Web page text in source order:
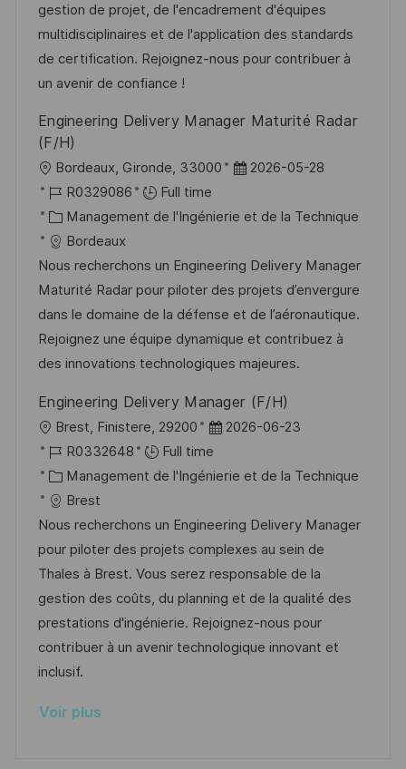
a
t
i
o
f
f
i
a
e
n
c
e
d
p
t
o
r
i
e
gestion de projet, de l'encadrement d'équipes
multidisciplinaires et de l'application des standards
de certification. Rejoignez-nous pour contribuer à
un avenir de confiance !
Engineering Delivery Manager Maturité Radar
(F/H)
o
c
a
l
i
s
a
t
o
n
Bordeaux, Gironde, 33000
D
t
d
’
a
f
f
c
h
g
2026-05-28
R
é
f
é
r
e
n
c
d
u
p
o
s
t
e
R0329086
Full time
C
a
t
é
g
o
r
e
Management de l'Ingénierie et de la Technique
Bordeaux
Nous recherchons un Engineering Delivery Manager
Maturité Radar pour piloter des projets d’envergure
dans le domaine de la défense et de l’aéronautique.
Rejoignez une équipe dynamique et contribuez à
des innovations technologiques majeures.
Engineering Delivery Manager (F/H)
o
c
a
l
i
s
a
t
i
o
Brest, Finistere, 29200
D
a
t
d
’
a
f
f
i
2026-06-23
R
é
f
é
r
e
n
c
e
d
p
R0332648
Full time
C
a
t
é
g
o
r
i
e
Management de l'Ingénierie et de la Technique
Brest
Nous recherchons un Engineering Delivery Manager
pour piloter des projets complexes au sein de
Thales à Brest. Vous serez responsable de la
gestion des coûts, du planning et de la qualité des
prestations d'ingénierie. Rejoignez-nous pour
contribuer à un avenir technologique innovant et
inclusif.
Voir plus